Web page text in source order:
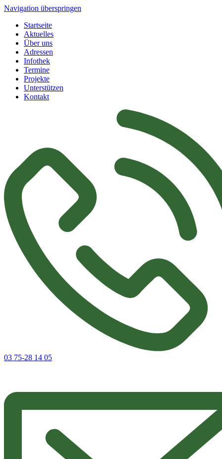
Navigation überspringen
Startseite
Aktuelles
Über uns
Adressen
Infothek
Termine
Projekte
Unterstützen
Kontakt
03 75-28 14 05